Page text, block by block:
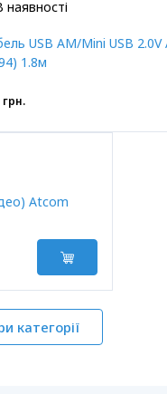
наявності
USB AM/Mini USB
1.8м
грн.
Atcom
категорії